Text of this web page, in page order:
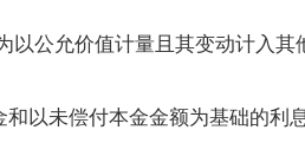
以公允价值计量且其变动计入其
以未偿付本金金额为基础的利